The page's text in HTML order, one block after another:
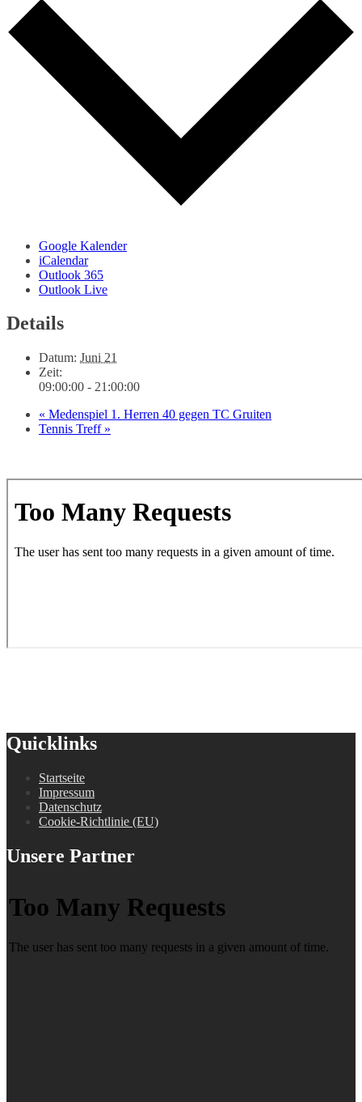
Google Kalender
iCalendar
Outlook 365
Outlook Live
Details
Datum: Juni 21
Zeit:
09:00:00 - 21:00:00
« Medenspiel 1. Herren 40 gegen TC Gruiten
Tennis Treff »
Quicklinks
Startseite
Impressum
Datenschutz
Cookie-Richtlinie (EU)
Unsere Partner